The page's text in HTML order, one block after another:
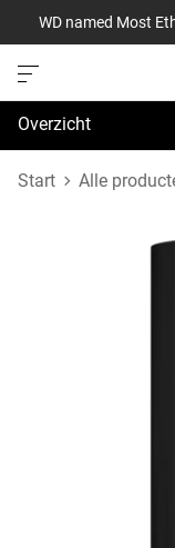
WD named Most
Overzicht
Specificaties
Start Alle